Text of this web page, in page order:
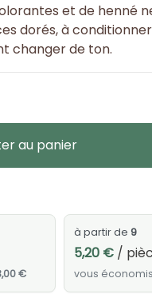
et de henné
dorés, à
changer de ton.
au panier
€
à partir de9
5,20 € /
vous